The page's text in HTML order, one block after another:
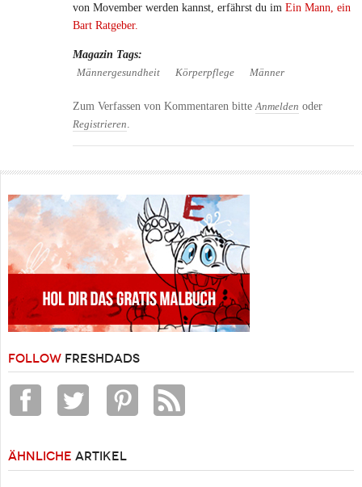
von Movember werden kannst, erfährst du im Ein Mann, ein
Bart Ratgeber.
Magazin Tags:
Männergesundheit Körperpflege Männer
Zum Verfassen von Kommentaren bitte Anmelden oder
Registrieren
FOLLOW FRESHDADS
ÄHNLICHE ARTIKEL